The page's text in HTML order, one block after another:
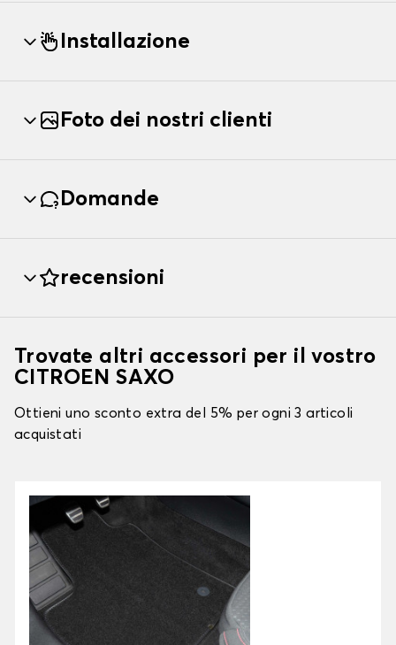
Installazione
Foto dei nostri clienti
Domande
recensioni
Trovate altri accessori per il vostro
CITROEN SAXO
Ottieni uno sconto extra del 5% per ogni 3 articoli
acquistati